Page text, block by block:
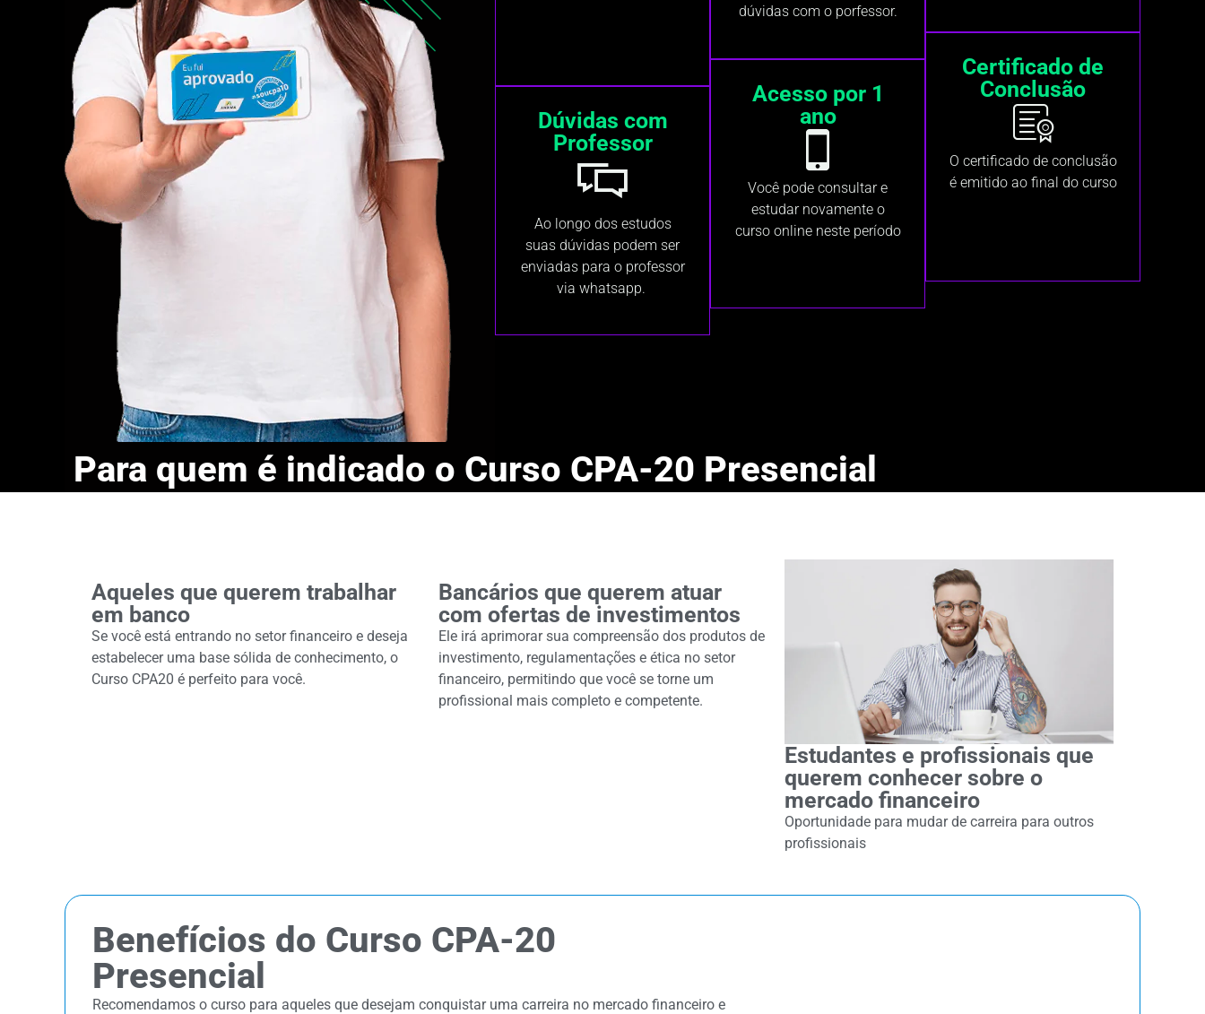
dúvidas com o porfessor.
Dúvidas com
Professor
Ao longo dos estudos
suas dúvidas podem ser
enviadas para o professor
via whatsapp.
Acesso por 1
ano
Você pode consultar e
estudar novamente o
curso online neste período
Certificado de
Conclusão
O certificado de conclusão
é emitido ao final do curso
Para quem é indicado o Curso CPA-20 Presencial
Aqueles que querem trabalhar
em banco
Se você está entrando no setor financeiro e deseja
estabelecer uma base sólida de conhecimento, o
Curso CPA20 é perfeito para você.
Bancários que querem atuar
com ofertas de investimentos
Ele irá aprimorar sua compreensão dos produtos de
investimento, regulamentações e ética no setor
financeiro, permitindo que você se torne um
profissional mais completo e competente.
Estudantes e profissionais que
querem conhecer sobre o
mercado financeiro
Oportunidade para mudar de carreira para outros
profissionais
Benefícios do Curso CPA-20
Presencial
Recomendamos o curso para aqueles que desejam conquistar uma carreira no mercado financeiro e